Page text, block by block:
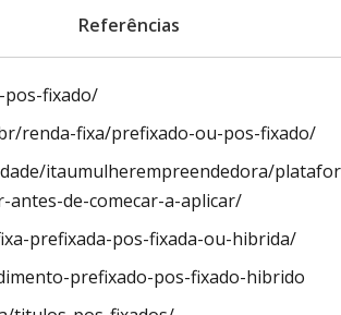
Referências
pos-fixado/
renda-fixa/prefixado-ou-pos-fixado/
itaumulherempreendedora/
de-comecar-a-aplicar/
prefixada-pos-fixada-ou-hibrida/
prefixado-pos-fixado-hibrido